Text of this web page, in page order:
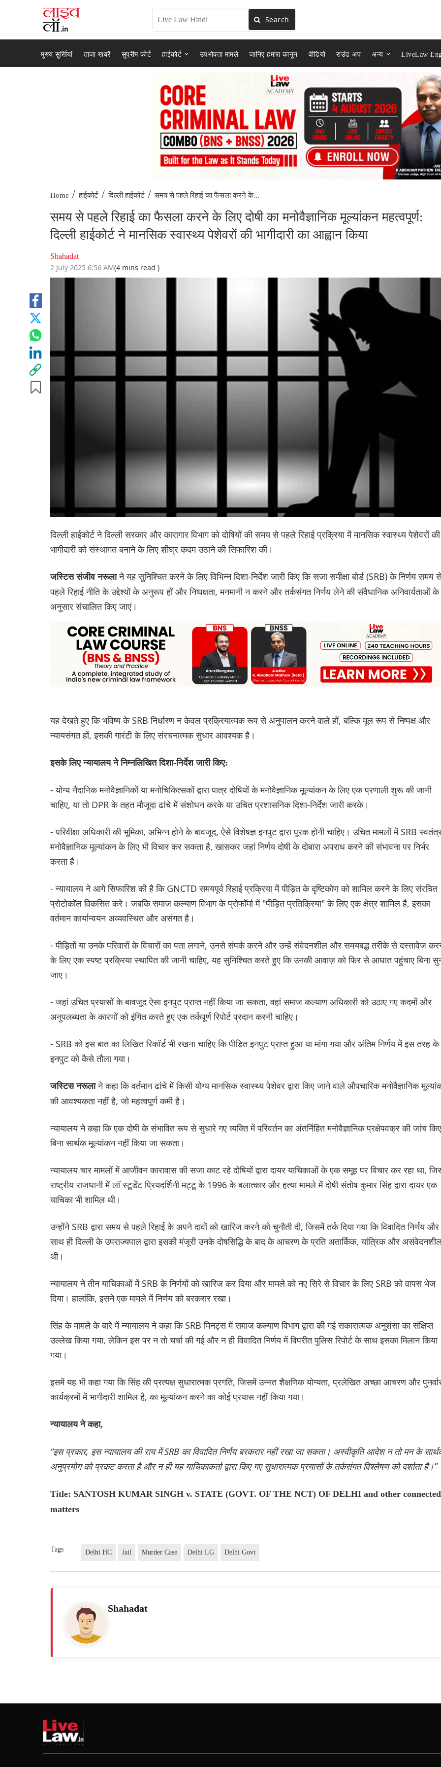
Search
मुख्य सुर्खियां ताजा खबरें सुप्रीम कोर्ट हाईकोर्ट उपभोक्ता मामले जानिए हमारा कानून वीडियो राउंड अप अन्य LiveLaw
Home / हाईकोर्ट / दिल्ली हाईकोर्ट / समय से पहले रिहाई का फैसला करने के...
समय से पहले रिहाई का फैसला करने के लिए दोषी का मनोवैज्ञानिक मूल्यांकन महत्वपूर्ण:
दिल्ली हाईकोर्ट ने मानसिक स्वास्थ्य पेशेवरों की भागीदारी का आह्वान किया
Shahadat
2 July 2025 6:56 AM(4 mins read )
दिल्ली हाईकोर्ट ने दिल्ली सरकार और कारागार विभाग को दोषियों की समय से पहले रिहाई प्रक्रिया में मानसिक स्वास्थ्य पेशेवरों की
भागीदारी को संस्थागत बनाने के लिए शीघ्र कदम उठाने की सिफारिश की।
जस्टिस संजीव नरूलाने यह सुनिश्चित करने के लिए विभिन्न दिशा-निर्देश जारी किए कि सजा समीक्षा बोर्ड (SRB) के निर्णय समय
पहले रिहाई नीति के उद्देश्यों के अनुरूप हों और निष्पक्षता, मनमानी न करने और तर्कसंगत निर्णय लेने की संवैधानिक अनिवार्यताओं के
अनुसार संचालित किए जाएं।
यह देखते हुए कि भविष्य के SRB निर्धारण न केवल प्रक्रियात्मक रूप से अनुपालन करने वाले हों, बल्कि मूल रूप से निष्पक्ष और
न्यायसंगत हों, इसकी गारंटी के लिए संरचनात्मक सुधार आवश्यक है।
इसके लिए न्यायालय ने निम्नलिखित दिशा-निर्देश जारी किए:
- योग्य नैदानिक ​​मनोवैज्ञानिकों या मनोचिकित्सकों द्वारा पात्र दोषियों के मनोवैज्ञानिक मूल्यांकन के लिए एक प्रणाली शुरू की जानी
चाहिए, या तो DPR के तहत मौजूदा ढांचे में संशोधन करके या उचित प्रशासनिक दिशा-निर्देश जारी करके।
- परिवीक्षा अधिकारी की भूमिका, अभिन्न होने के बावजूद, ऐसे विशेषज्ञ इनपुट द्वारा पूरक होनी चाहिए। उचित मामलों में SRB
मनोवैज्ञानिक मूल्यांकन के लिए भी विचार कर सकता है, खासकर जहां निर्णय दोषी के दोबारा अपराध करने की संभावना पर निर्भर
करता है।
- न्यायालय ने आगे सिफारिश की है कि GNCTD समयपूर्व रिहाई प्रक्रिया में पीड़ित के दृष्टिकोण को शामिल करने के लिए संरचित
प्रोटोकॉल विकसित करे। जबकि समाज कल्याण विभाग के प्रोफॉर्मा में "पीड़ित प्रतिक्रिया" के लिए एक क्षेत्र शामिल है, इसका
वर्तमान कार्यान्वयन अव्यवस्थित और असंगत है।
- पीड़ितों या उनके परिवारों के विचारों का पता लगाने, उनसे संपर्क करने और उन्हें संवेदनशील और समयबद्ध तरीके से दस्तावेज
के लिए एक स्पष्ट प्रक्रिया स्थापित की जानी चाहिए, यह सुनिश्चित करते हुए कि उनकी आवाज़ को फिर से आघात पहुंचाए बिना
जाए।
- जहां उचित प्रयासों के बावजूद ऐसा इनपुट प्राप्त नहीं किया जा सकता, वहां समाज कल्याण अधिकारी को उठाए गए कदमों और
अनुपलब्धता के कारणों को इंगित करते हुए एक तर्कपूर्ण रिपोर्ट प्रदान करनी चाहिए।
- SRB को इस बात का लिखित रिकॉर्ड भी रखना चाहिए कि पीड़ित इनपुट प्राप्त हुआ या मांगा गया और अंतिम निर्णय में इस तरह के
इनपुट को कैसे तौला गया।
जस्टिस नरूलाने कहा कि वर्तमान ढांचे में किसी योग्य मानसिक स्वास्थ्य पेशेवर द्वारा किए जाने वाले औपचारिक मनोवैज्ञानिक
की आवश्यकता नहीं है, जो महत्वपूर्ण कमी है।
न्यायालय ने कहा कि एक दोषी के संभावित रूप से सुधारे गए व्यक्ति में परिवर्तन का अंतर्निहित मनोवैज्ञानिक प्रक्षेपवक्र की जांच किए
बिना सार्थक मूल्यांकन नहीं किया जा सकता।
न्यायालय चार मामलों में आजीवन कारावास की सजा काट रहे दोषियों द्वारा दायर याचिकाओं के एक समूह पर विचार कर रहा था,
राष्ट्रीय राजधानी में लॉ स्टूडेंट प्रियदर्शिनी मट्टू के 1996 के बलात्कार और हत्या मामले में दोषी संतोष कुमार सिंह द्वारा दायर एक
याचिका भी शामिल थी।
उन्होंने SRB द्वारा समय से पहले रिहाई के अपने दावों को खारिज करने को चुनौती दी, जिसमें तर्क दिया गया कि विवादित निर्णय और
साथ ही दिल्ली के उपराज्यपाल द्वारा इसकी मंजूरी उनके दोषसिद्धि के बाद के आचरण के प्रति अतार्किक, यांत्रिक और
थी।
न्यायालय ने तीन याचिकाओं में SRB के निर्णयों को खारिज कर दिया और मामले को नए सिरे से विचार के लिए SRB को वापस भेज
दिया। हालांकि, इसने एक मामले में निर्णय को बरकरार रखा।
सिंह के मामले के बारे में न्यायालय ने कहा कि SRB मिनट्स में समाज कल्याण विभाग द्वारा की गई सकारात्मक अनुशंसा का संक्षिप्त
उल्लेख किया गया, लेकिन इस पर न तो चर्चा की गई और न ही विवादित निर्णय में विपरीत पुलिस रिपोर्ट के साथ इसका मिलान किया
गया।
इसमें यह भी कहा गया कि सिंह की प्रत्यक्ष सुधारात्मक प्रगति, जिसमें उन्नत शैक्षणिक योग्यता, प्रलेखित अच्छा आचरण और
कार्यक्रमों में भागीदारी शामिल है, का मूल्यांकन करने का कोई प्रयास नहीं किया गया।
न्यायालय ने कहा,
“इस प्रकार, इस न्यायालय की राय में SRB का विवादित निर्णय बरकरार नहीं रखा जा सकता। अस्वीकृति आदेश न तो मन के
अनुप्रयोग को प्रकट करता है और न ही यह याचिकाकर्ता द्वारा किए गए सुधारात्मक प्रयासों के तर्कसंगत विश्लेषण को दर्शाता है।”
Title: SANTOSH KUMAR SINGH v. STATE (GOVT. OF THE NCT) OF DELHI and other connected
matters
Tags Delhi HC Jail Murder Case Delhi LG Delhi Govt
Shahadat